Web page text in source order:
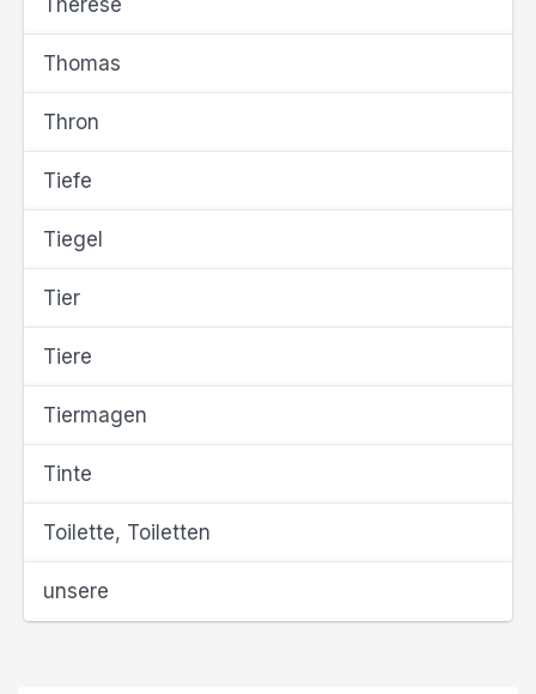
Therese
Thomas
Thron
Tiefe
Tiegel
Tier
Tiere
Tiermagen
Tinte
Toilette, Toiletten
unsere